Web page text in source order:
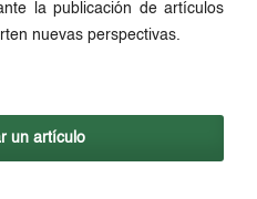
la publicación de artículos
nuevas perspectivas.
un artículo